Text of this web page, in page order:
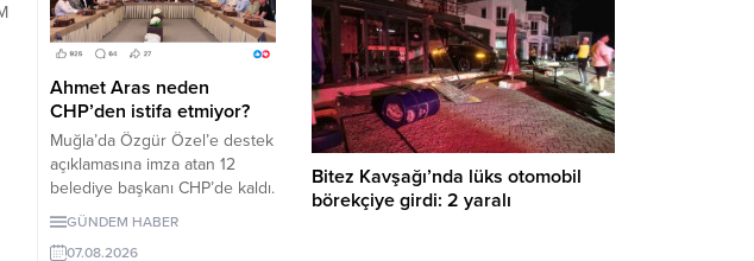
Ahmet Aras neden
CHP’den istifa etmiyor?
Muğla’da Özgür Özel’e destek
açıklamasına imza atan 12
belediye başkanı CHP’de kaldı.
Milletvekilleri Yeni Parti’ye
GÜNDEM HABER
07.08.2026
Bitez Kavşağı’nda lüks otomobil
börekçiye girdi: 2 yaralı